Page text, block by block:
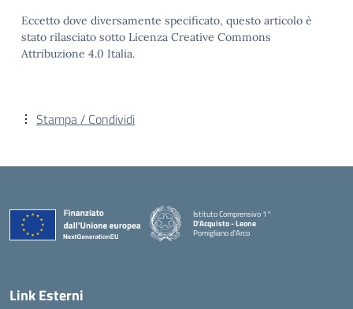
Eccetto dove diversamente specificato, questo articolo è
stato rilasciato sotto Licenza Creative Commons
Attribuzione 4.0 Italia.
Stampa / Condividi
Istituto Comprensivo 1°
D'Acquisto - Leone
Pomigliano d'Arco
— Visita la pagina iniziale della scuola
Link Esterni